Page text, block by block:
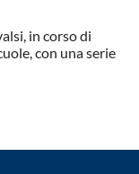
in corso di
con una serie